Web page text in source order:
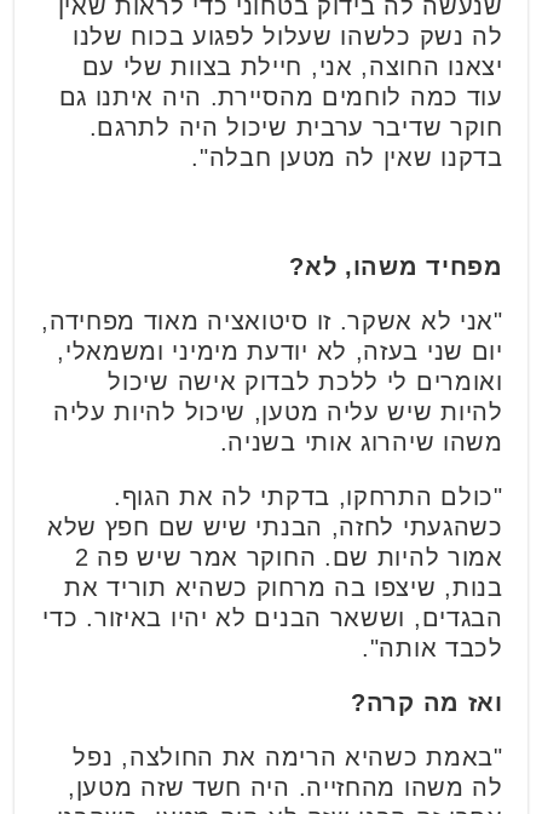
שנעשה לה בידוק בטחוני כדי לראות שאין
לה נשק כלשהו שעלול לפגוע בכוח שלנו
יצאנו החוצה, אני, חיילת בצוות שלי עם
עוד כמה לוחמים מהסיירת. היה איתנו גם
חוקר שדיבר ערבית שיכול היה לתרגם.
בדקנו שאין לה מטען חבלה".
מפחיד משהו, לא?
"אני לא אשקר. זו סיטואציה מאוד מפחידה,
יום שני בעזה, לא יודעת מימיני ומשמאלי,
ואומרים לי ללכת לבדוק אישה שיכול
להיות שיש עליה מטען, שיכול להיות עליה
משהו שיהרוג אותי בשניה.
"כולם התרחקו, בדקתי לה את הגוף.
כשהגעתי לחזה, הבנתי שיש שם חפץ שלא
אמור להיות שם. החוקר אמר שיש פה 2
בנות, שיצפו בה מרחוק כשהיא תוריד את
הבגדים, וששאר הבנים לא יהיו באיזור. כדי
לכבד אותה".
ואז מה קרה?
"באמת כשהיא הרימה את החולצה, נפל
לה משהו מהחזייה. היה חשד שזה מטען,